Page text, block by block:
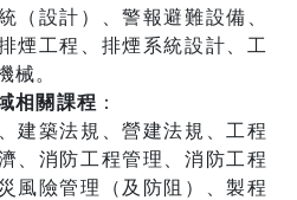
（設計）、警報避難設備、
煙工程、排煙系統設計、工
械。
相關課程 ：
建築法規、營建法規、工程
、消防工程管理、消防工程
風險管理（及防阻）、製程